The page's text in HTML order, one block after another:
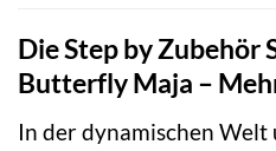
Die Step by Zubehör
Butterfly Maja –
In der dynamischen